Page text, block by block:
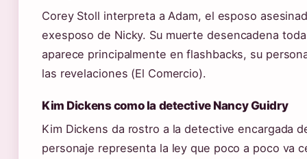
Corey Stoll interpreta a Adam, el esposo
exesposo de Nicky. Su muerte desencadena
aparece principalmente en flashbacks, su
las revelaciones (El Comercio).
Kim Dickens como la detective Nancy Guidry
Kim Dickens da rostro a la detective encargada
personaje representa la ley que poco a poco va